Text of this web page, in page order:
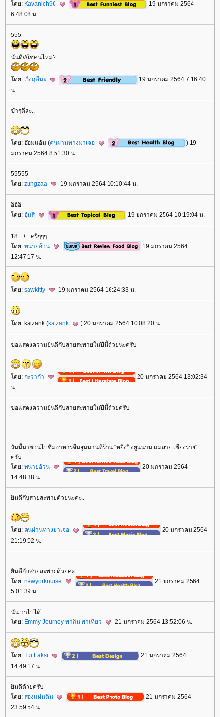
ดย: Kavanich96
19 มกราคม 2564
6:48:08 น.
555
นั่นดิ///ใช่คนไหม?
ดย: เริงฤดีนะ
19 มกราคม 2564 7:16:40
น.
ขำๆดีคะ..
ดย: อัอมแอ้ม (คนผ่านทางมาเจอ
) 19
มกราคม 2564 8:51:30 น.
55555
ดย: zungzaa 19 มกราคม 2564 10:10:44 น.
อิอิอิ
ดย: อุ้มสี 19 มกราคม 2564 10:19:04 น.
18 +++ คริๆๆๆ
ดย: ทนายอ้วน
19 มกราคม 2564
12:47:17 น.
ดย: sawkitty 19 มกราคม 2564 16:24:33 น.
ดย: kaizank (kaizank ) 20 มกราคม 2564 10:08:20 น.
ขอแสดงความยินดีกับสายสะพายในปีนี้ด้วยนะครับ
ดย: กะว่าก๋า
20 มกราคม 2564 13:02:34
น.
ขอแสดงความยินดีกับสายสะพายในปีนี้ด้วยครับ
วันนี้มาชวนไปชิมอาหารจีนยูนนานที่ร้าน "หยิงปิงยูนนาน แม่สาย เชียงราย"
ครับ
ดย: ทนายอ้วน
20 มกราคม 2564
14:48:38 น.
ินดีกับสายสะพายด้วยนะคะ..
ดย: คนผ่านทางมาเจอ
20 มกราคม 2564
21:19:02 น.
ินดีกับสายสะพายด้วยค่ะ
ดย: newyorknurse
21 มกราคม 2564
5:01:39 น.
นั่น ว่าไปได้
ดย: Emmy Journey พากิน พาเที่ยว 21 มกราคม 2564 13:52:06 น.
ดย: Tui Laksi
21 มกราคม 2564
14:49:17 น.
ินดีด้วยครับ
ดย: สองแผ่นดิน
21 มกราคม 2564
23:59:54 น.